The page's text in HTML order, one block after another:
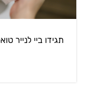
תגידו ביי לנייר